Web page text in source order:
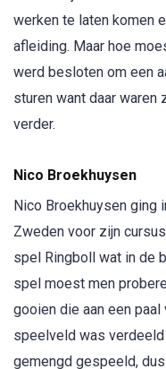
werken te laten komen
afleiding. Maar hoe
werd besloten om een
sturen want daar waren
verder.
Nico Broekhuysen
Nico Broekhuysen ging
Zweden voor zijn
spel Ringboll wat in de
spel moest men
gooien die aan een
speelveld was
gemengd gespeeld,